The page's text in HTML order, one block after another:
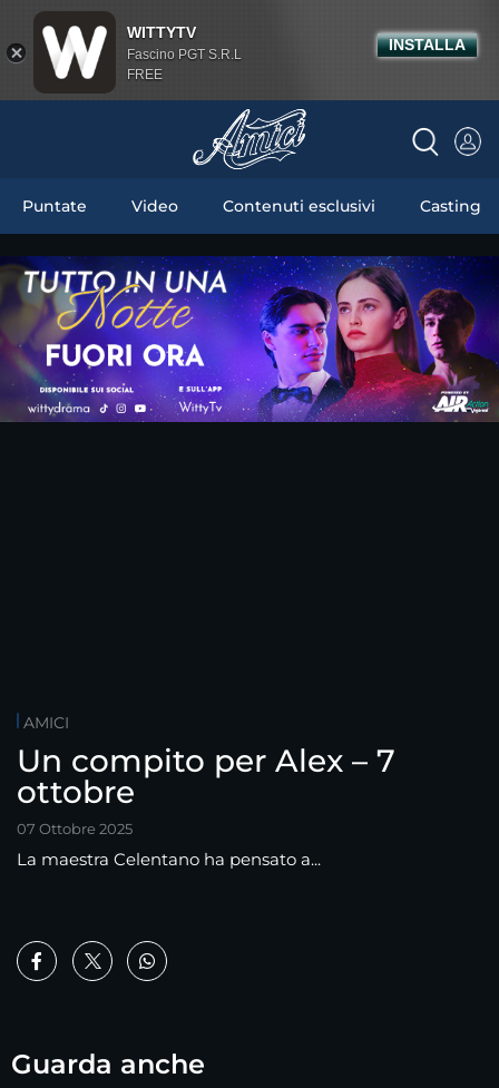
Puntate Video Contenuti esclusivi Casting
AMICI
Un compito per Alex – 7
ottobre
07 Ottobre 2025
La maestra Celentano ha pensato a...
Guarda anche
WITTYTV
Fascino PGT S.R.L
FREE
INSTALLA